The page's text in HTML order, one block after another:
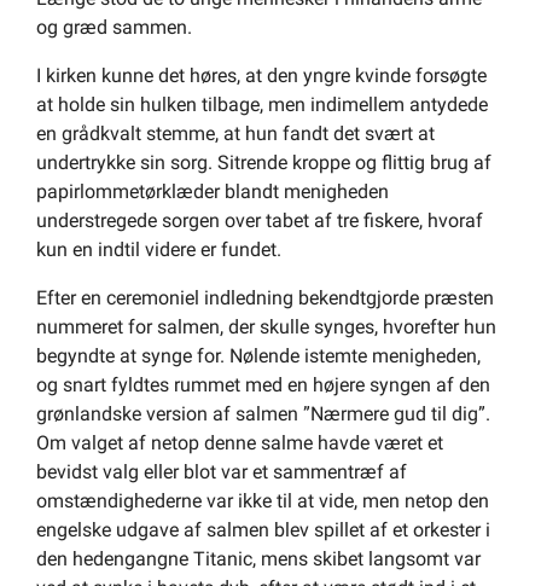
og græd sammen.
I kirken kunne det høres, at den yngre kvinde forsøgte
at holde sin hulken tilbage, men indimellem antydede
en grådkvalt stemme, at hun fandt det svært at
undertrykke sin sorg. Sitrende kroppe og flittig brug af
papirlommetørklæder blandt menigheden
understregede sorgen over tabet af tre fiskere, hvoraf
kun en indtil videre er fundet.
Efter en ceremoniel indledning bekendtgjorde præsten
nummeret for salmen, der skulle synges, hvorefter hun
begyndte at synge for. Nølende istemte menigheden,
og snart fyldtes rummet med en højere syngen af den
grønlandske version af salmen ”Nærmere gud til dig”.
Om valget af netop denne salme havde været et
bevidst valg eller blot var et sammentræf af
omstændighederne var ikke til at vide, men netop den
engelske udgave af salmen blev spillet af et orkester i
den hedengangne Titanic, mens skibet langsomt var